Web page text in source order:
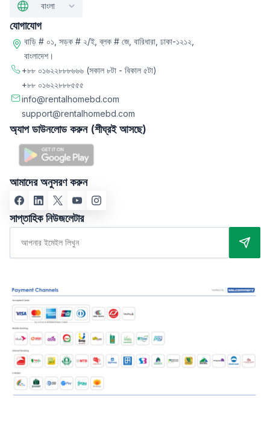
বাংলা
যোগাযোগ
বাড়ি # ০১, সড়ক # ২/ই, ব্লক # জে, বারিধারা, ঢাকা-১২১২,
বাংলাদেশ।
+৮৮ ০১৬২২৮৮৮৬৬৬ (সকাল ৮টা - বিকাল ৫টা)
+৮৮ ০১৬২২৮৮৮৫৫৫
info@rentalhomebd.com
support@rentalhomebd.com
অ্যাপ ডাউনলোড করুন (শীঘ্রই আসছে)
আমাদের অনুসরণ করুন
সাপ্তাহিক নিউজলেটার